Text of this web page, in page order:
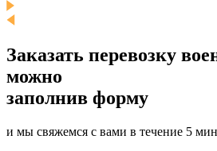
Заказать перевозку
можно
заполнив форму
и мы свяжемся с вами в течение 5